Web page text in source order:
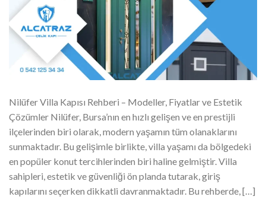
Nilüfer Villa Kapısı Rehberi – Modeller, Fiyatlar ve Estetik
Çözümler Nilüfer, Bursa’nın en hızlı gelişen ve en prestijli
ilçelerinden biri olarak, modern yaşamın tüm olanaklarını
sunmaktadır. Bu gelişimle birlikte, villa yaşamı da bölgedeki
en popüler konut tercihlerinden biri haline gelmiştir. Villa
sahipleri, estetik ve güvenliği ön planda tutarak, giriş
kapılarını seçerken dikkatli davranmaktadır. Bu rehberde, […]